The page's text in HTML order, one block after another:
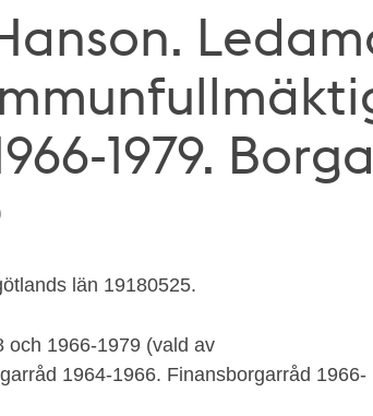
1979.
län 19180525.
och 1966-1979 (vald av
1964-1966. Finansborgarråd 1966-